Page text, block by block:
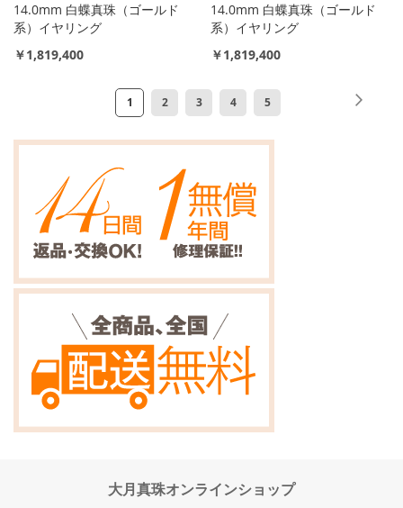
14.0mm 白蝶真珠（ゴールド
系）イヤリング
￥1,819,400
14.0mm 白蝶真珠（ゴールド
系）イヤリング
￥1,819,400
ペ
ー
ペ
ん
で
い
ま
す
1
ペ
2
ペ
3
ペ
4
ペ
5
大月真珠オンラインショップ